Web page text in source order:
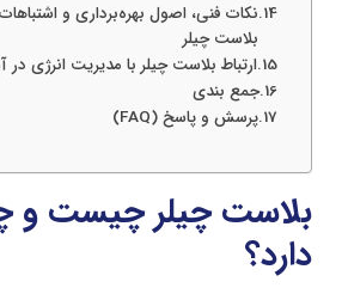
نکات فنی، اصول بهره‌برداری و
بلاست چیلر
ارتباط بلاست چیلر با مدیریت انرژی
جمع بندی
پرسش و پاسخ (FAQ)
بلاست چیلر چیست و
دارد؟